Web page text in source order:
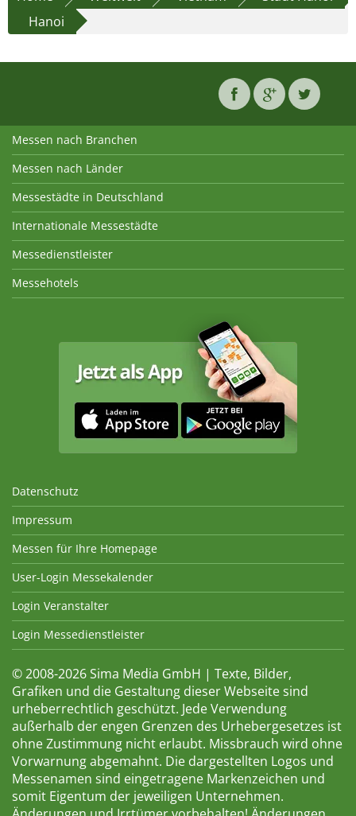
Hanoi
Messen nach Branchen
Messen nach Länder
Messestädte in Deutschland
Internationale Messestädte
Messedienstleister
Messehotels
Datenschutz
Impressum
Messen für Ihre Homepage
User-Login Messekalender
Login Veranstalter
Login Messedienstleister
© 2008-2026 Sima Media GmbH | Texte, Bilder,
Grafiken und die Gestaltung dieser Webseite sind
urheberrechtlich geschützt. Jede Verwendung
außerhalb der engen Grenzen des Urhebergesetzes ist
ohne Zustimmung nicht erlaubt. Missbrauch wird ohne
Vorwarnung abgemahnt. Die dargestellten Logos und
Messenamen sind eingetragene Markenzeichen und
somit Eigentum der jeweiligen Unternehmen.